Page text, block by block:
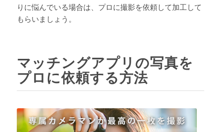
りに悩んでいる場合は、プロに撮影を依頼して加工して
もらいましょう。
マッチングアプリの写真を
プロに依頼する方法